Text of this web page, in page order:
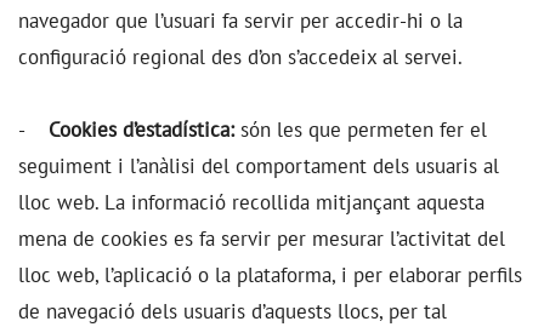
navegador que l’usuari fa servir per accedir-hi o la
configuració regional des d’on s’accedeix al servei.
- Cookies d’estadística:són les que permeten fer el
seguiment i l’anàlisi del comportament dels usuaris al
lloc web. La informació recollida mitjançant aquesta
mena de cookies es fa servir per mesurar l’activitat del
lloc web, l’aplicació o la plataforma, i per elaborar perfils
de navegació dels usuaris d’aquests llocs, per tal